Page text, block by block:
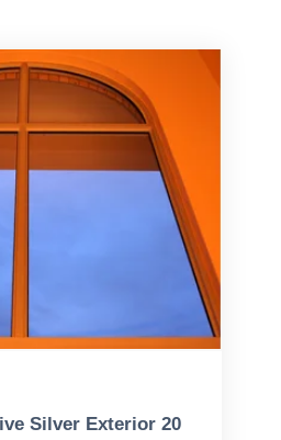
Silver Exterior 20